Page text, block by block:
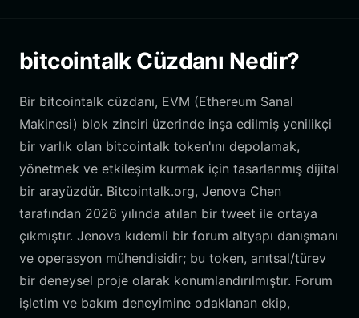
bitcointalk Cüzdanı Nedir?
Bir bitcointalk cüzdanı, EVM (Ethereum Sanal
Makinesi) blok zinciri üzerinde inşa edilmiş yenilikçi
bir varlık olan bitcointalk token'ını depolamak,
yönetmek ve etkileşim kurmak için tasarlanmış dijital
bir arayüzdür. Bitcointalk.org, Jenova Chen
tarafından 2026 yılında atılan bir tweet ile ortaya
çıkmıştır. Jenova kıdemli bir forum altyapı danışmanı
ve operasyon mühendisidir; bu token, anıtsal/türev
bir deneysel proje olarak konumlandırılmıştır. Forum
işletim ve bakım deneyimine odaklanan ekip,